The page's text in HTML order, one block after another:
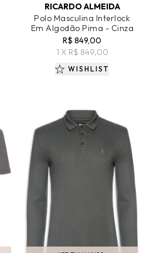
RICARDO ALMEIDA
Polo Masculina Interlock
Em Algodão Pima - Cinza
R$ 849,00
1 X R$ 849,00
WISHLIST